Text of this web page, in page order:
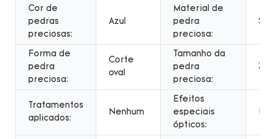
Cor de
pedras
preciosas:
Azul
Material de
pedra
preciosa:
Forma de
pedra
preciosa:
Corte
oval
Tamanho da
pedra
preciosa:
Tratamentos
aplicados:
Nenhum
Efeitos
especiais
ópticos: